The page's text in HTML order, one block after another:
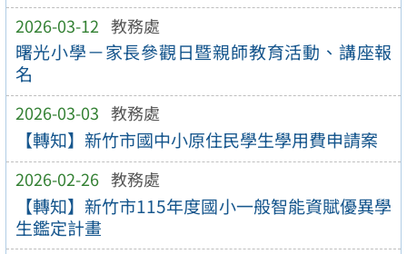
2026-03-12 教務處
曙光小學－家長參觀日暨親師教育活動、講座報
名
2026-03-03 教務處
【轉知】新竹市國中小原住民學生學用費申請案
2026-02-26 教務處
【轉知】新竹市115年度國小一般智能資賦優異學
生鑑定計畫